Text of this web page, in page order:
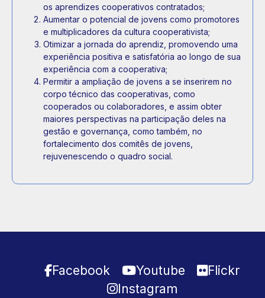
os aprendizes cooperativos contratados;
Aumentar o potencial de jovens como promotores
e multiplicadores da cultura cooperativista;
Otimizar a jornada do aprendiz, promovendo uma
experiência positiva e satisfatória ao longo de sua
experiência com a cooperativa;
Permitir a ampliação de jovens a se inserirem no
corpo técnico das cooperativas, como
cooperados ou colaboradores, e assim obter
maiores perspectivas na participação deles na
gestão e governança, como também, no
fortalecimento dos comitês de jovens,
rejuvenescendo o quadro social.
Facebook Youtube
Flickr
Instagram